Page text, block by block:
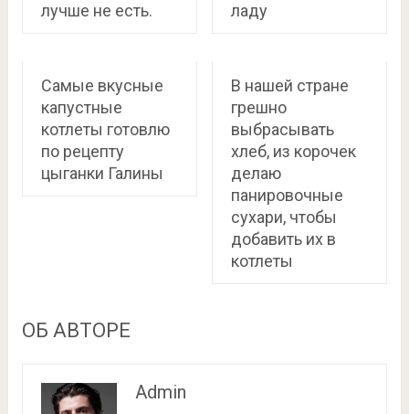
лучше не есть.
ладу
Самые вкусные
капустные
котлеты готовлю
по рецепту
цыганки Галины
В нашей стране
грешно
выбрасывать
хлеб, из корочек
делаю
панировочные
сухари, чтобы
добавить их в
котлеты
ОБ АВТОРЕ
Admin